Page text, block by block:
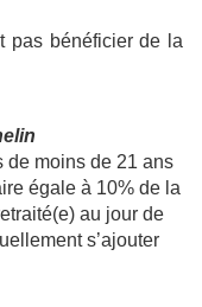
pas bénéficier de la
de moins de 21 ans
égale à 10% de la
au jour de
s’ajouter